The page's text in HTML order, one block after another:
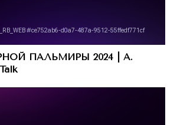
ПАЛЬМИРЫ 2024 | А.